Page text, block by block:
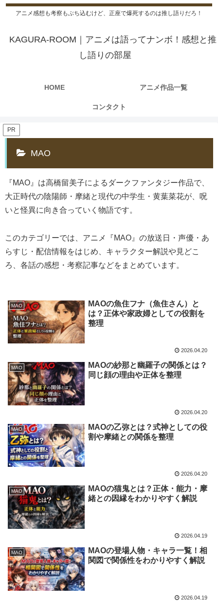
アニメ感想も考察もぶち込むけど、正座で爆死するのは推し語りだろ！
KAGURA-ROOM｜アニメは語ってナンボ！感想と推
し語りの部屋
HOME アニメ作品一覧
コンタクト
PR
MAO
『MAO』は高橋留美子によるダークファンタジー作品で、
大正時代の陰陽師・摩緒と現代の中学生・黄葉菜花が、呪
いと怪異に向き合っていく物語です。
このカテゴリーでは、アニメ『MAO』の放送日・声優・あ
らすじ・配信情報をはじめ、キャラクター解説や見どこ
ろ、各話の感想・考察記事などをまとめています。
MAO
MAOの魚住フナ（魚住さん）と
は？正体や家政婦としての役割を
整理
2026.04.20
MAO
MAOの紗那と幽羅子の関係とは？
同じ顔の理由や正体を整理
2026.04.20
MAO
MAOの乙弥とは？式神としての役
割や摩緒との関係を整理
2026.04.20
MAO
MAOの猫鬼とは？正体・能力・摩
緒との因縁をわかりやすく解説
2026.04.19
MAO
MAOの登場人物・キャラ一覧！相
関図で関係性をわかりやすく解説
2026.04.19